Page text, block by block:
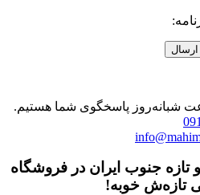
ارسال
تازه جنوب ایران در فروشگاه
تازه‌ش خوبه!